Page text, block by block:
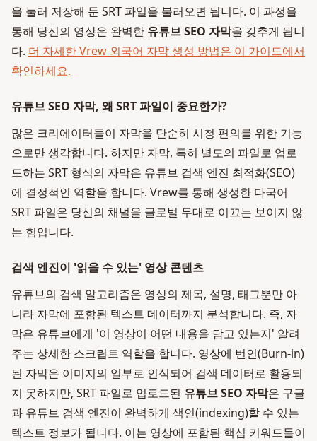
을 눌러 저장해 둔 SRT 파일을 불러오면 됩니다. 이 과정을
통해 당신의 영상은 완벽한 유튜브 SEO 자막을 갖추게 됩니
다. 더 자세한 Vrew 외국어 자막 생성 방법은 이 가이드에서
확인하세요.
유튜브 SEO 자막, 왜 SRT 파일이 중요한가?
많은 크리에이터들이 자막을 단순히 시청 편의를 위한 기능
으로만 생각합니다. 하지만 자막, 특히 별도의 파일로 업로
드하는 SRT 형식의 자막은 유튜브 검색 엔진 최적화(SEO)
에 결정적인 역할을 합니다. Vrew를 통해 생성한 다국어
SRT 파일은 당신의 채널을 글로벌 무대로 이끄는 보이지 않
는 힘입니다.
검색 엔진이 '읽을 수 있는' 영상 콘텐츠
유튜브의 검색 알고리즘은 영상의 제목, 설명, 태그뿐만 아
니라 자막에 포함된 텍스트 데이터까지 분석합니다. 즉, 자
막은 유튜브에게 '이 영상이 어떤 내용을 담고 있는지' 알려
주는 상세한 스크립트 역할을 합니다. 영상에 번인(Burn-in)
된 자막은 이미지의 일부로 인식되어 검색 데이터로 활용되
지 못하지만, SRT 파일로 업로드된 유튜브 SEO 자막은 구글
과 유튜브 검색 엔진이 완벽하게 색인(indexing)할 수 있는
텍스트 정보가 됩니다. 이는 영상에 포함된 핵심 키워드들이